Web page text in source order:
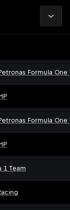
Formula One
Formula One
1 Team